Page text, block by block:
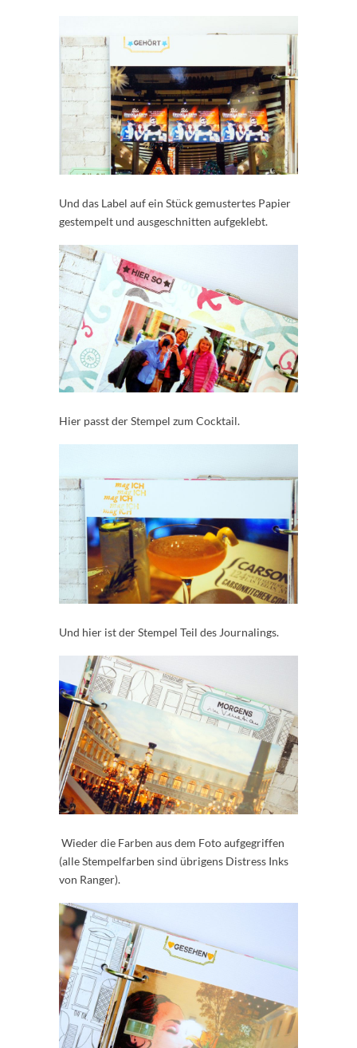
Und das Label auf ein Stück gemustertes Papier
gestempelt und ausgeschnitten aufgeklebt.
Hier passt der Stempel zum Cocktail.
Und hier ist der Stempel Teil des Journalings.
Wieder die Farben aus dem Foto aufgegriffen
(alle Stempelfarben sind übrigens Distress Inks
von Ranger).